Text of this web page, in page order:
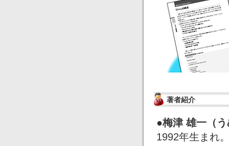
著者紹介
●梅津 雄一（
1992年生まれ